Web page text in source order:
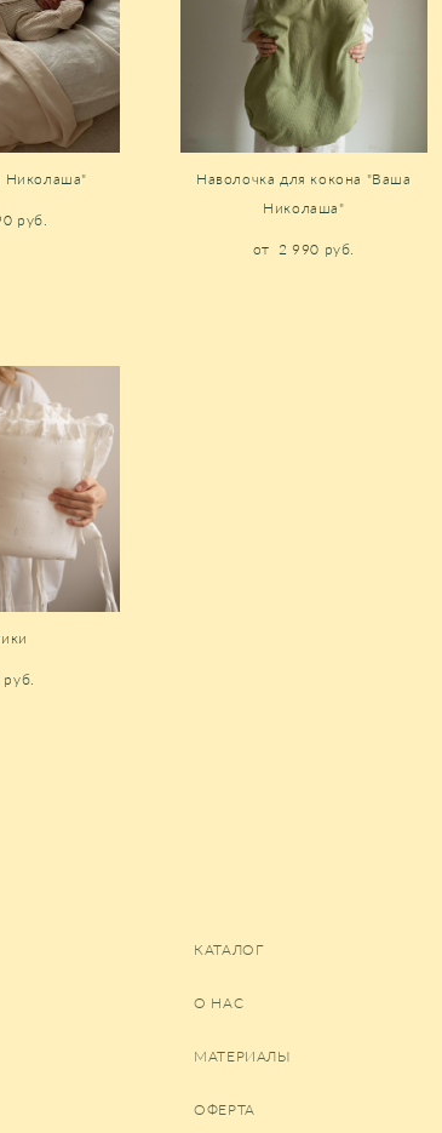
Николаша"
pуб.
Наволочка для кокона "Ваша
Николаша"
от 2 990 pуб.
КАТАЛОГ
О НАС
МАТЕРИАЛЫ
ОФЕРТА